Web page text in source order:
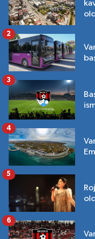
2
3
4
5
6